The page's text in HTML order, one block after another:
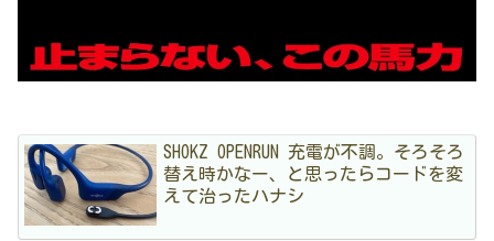
SHOKZ OPENRUN 充電が不調。そろそろ
替え時かなー、と思ったらコードを変
えて治ったハナシ